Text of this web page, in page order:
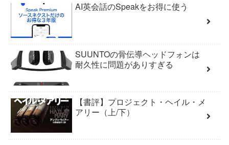
AI英会話のSpeakをお得に使う
SUUNTOの骨伝導ヘッドフォンは
耐久性に問題がありすぎる
【書評】プロジェクト・ヘイル・メ
アリー（上/下）